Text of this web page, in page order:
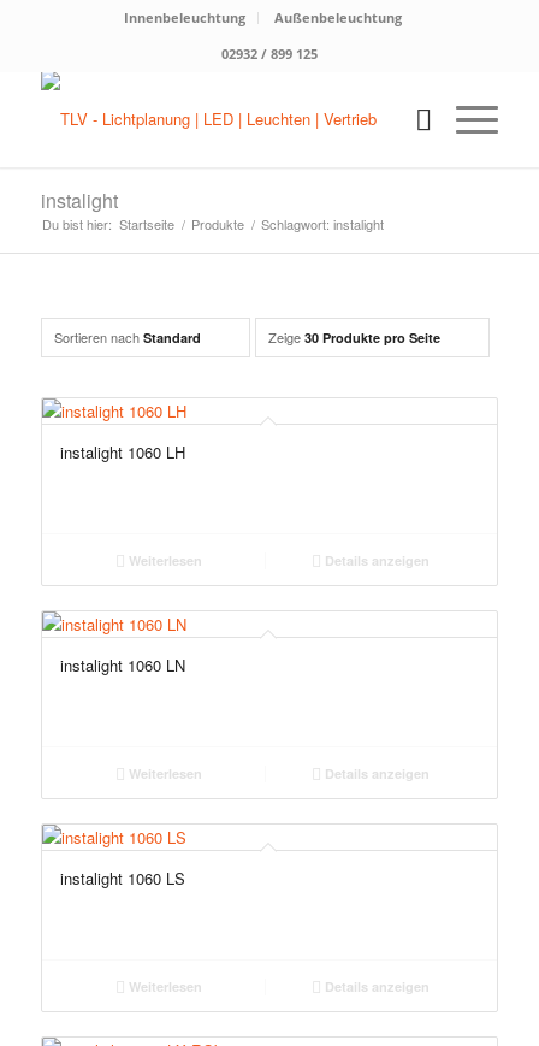
Innenbeleuchtung
Außenbeleuchtung
02932 / 899 125
instalight
Du bist hier: Startseite / Produkte / Schlagwort: instalight
Sortieren nach Standard Zeige 30 Produkte pro Seite
instalight 1060 LH
Weiterlesen Details anzeigen
instalight 1060 LN
Weiterlesen Details anzeigen
instalight 1060 LS
Weiterlesen Details anzeigen